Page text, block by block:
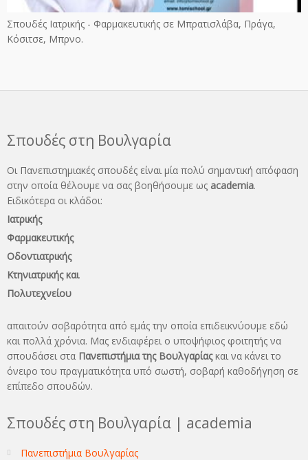
Σπουδές Ιατρικής - Φαρμακευτικής σε Μπρατισλάβα, Πράγα,
Κόσιτσε, Μπρνο.
Σπουδές στη Βουλγαρία
Οι Πανεπιστημιακές σπουδές είναι μία πολύ σημαντική απόφαση
στην οποία θέλουμε να σας βοηθήσουμε ως academia.
Ειδικότερα οι κλάδοι:
Ιατρικής
Φαρμακευτικής
Οδοντιατρικής
Κτηνιατρικής και
Πολυτεχνείου
απαιτούν σοβαρότητα από εμάς την οποία επιδεικνύουμε εδώ
και πολλά χρόνια. Μας ενδιαφέρει ο υποψήφιος φοιτητής να
σπουδάσει στα Πανεπιστήμια της Βουλγαρίαςκαι να κάνει το
όνειρo του πραγματικότητα υπό σωστή, σοβαρή καθοδήγηση σε
επίπεδο σπουδών.
Σπουδές στη Βουλγαρία | academia
Πανεπιστήμια Βουλγαρίας